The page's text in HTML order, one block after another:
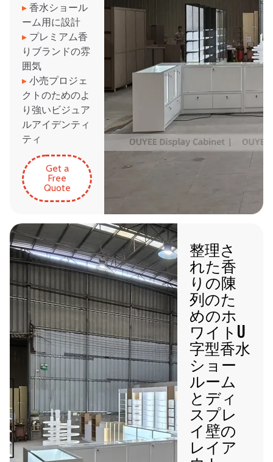
▸ 香水ショール
ーム用に設計
▸ プレミアム香
りブランドの雰
囲気
▸ 小売プロジェ
クトのためのよ
り強いビジュア
ルアイデンティ
ティ
Get a
Free
Quote
整理さ
れた香
りの陳
列のた
めのホ
ワイトU
字型香水
ショー
ルーム
とディ
スプレ
イ壁の
レイア